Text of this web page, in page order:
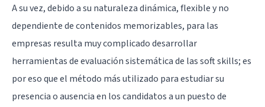
A su vez, debido a su naturaleza dinámica, flexible y no
dependiente de contenidos memorizables, para las
empresas resulta muy complicado desarrollar
herramientas de evaluación sistemática de las soft skills; es
por eso que el método más utilizado para estudiar su
presencia o ausencia en los candidatos a un puesto de